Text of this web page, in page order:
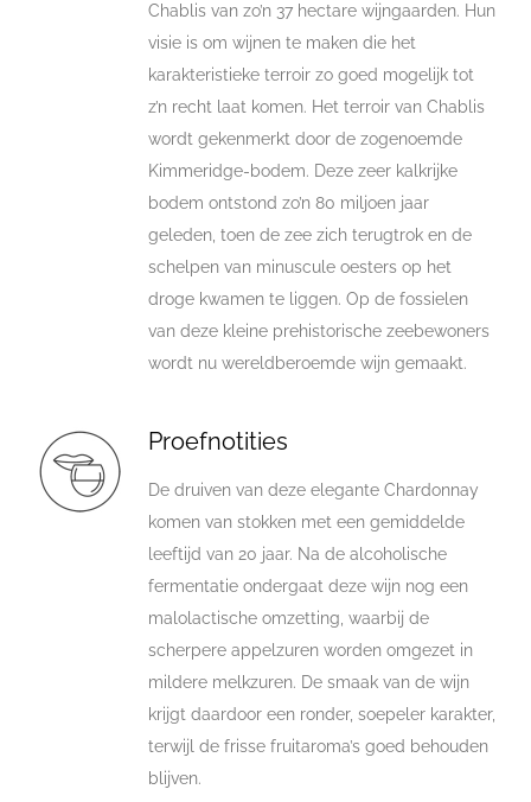
Chablis van zo’n 37 hectare wijngaarden. Hun
visie is om wijnen te maken die het
karakteristieke terroir zo goed mogelijk tot
z’n recht laat komen. Het terroir van Chablis
wordt gekenmerkt door de zogenoemde
Kimmeridge-bodem. Deze zeer kalkrijke
bodem ontstond zo’n 80 miljoen jaar
geleden, toen de zee zich terugtrok en de
schelpen van minuscule oesters op het
droge kwamen te liggen. Op de fossielen
van deze kleine prehistorische zeebewoners
wordt nu wereldberoemde wijn gemaakt.
Proefnotities
De druiven van deze elegante Chardonnay
komen van stokken met een gemiddelde
leeftijd van 20 jaar. Na de alcoholische
fermentatie ondergaat deze wijn nog een
malolactische omzetting, waarbij de
scherpere appelzuren worden omgezet in
mildere melkzuren. De smaak van de wijn
krijgt daardoor een ronder, soepeler karakter,
terwijl de frisse fruitaroma’s goed behouden
blijven.